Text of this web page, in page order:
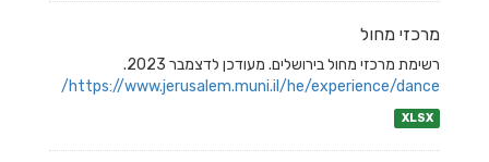
מרכזי מחול
רשימת מרכזי מחול בירושלים. מעודכן לדצמבר 2023.
https://www.jerusalem.muni.il/he/experience/dance/
XLSX